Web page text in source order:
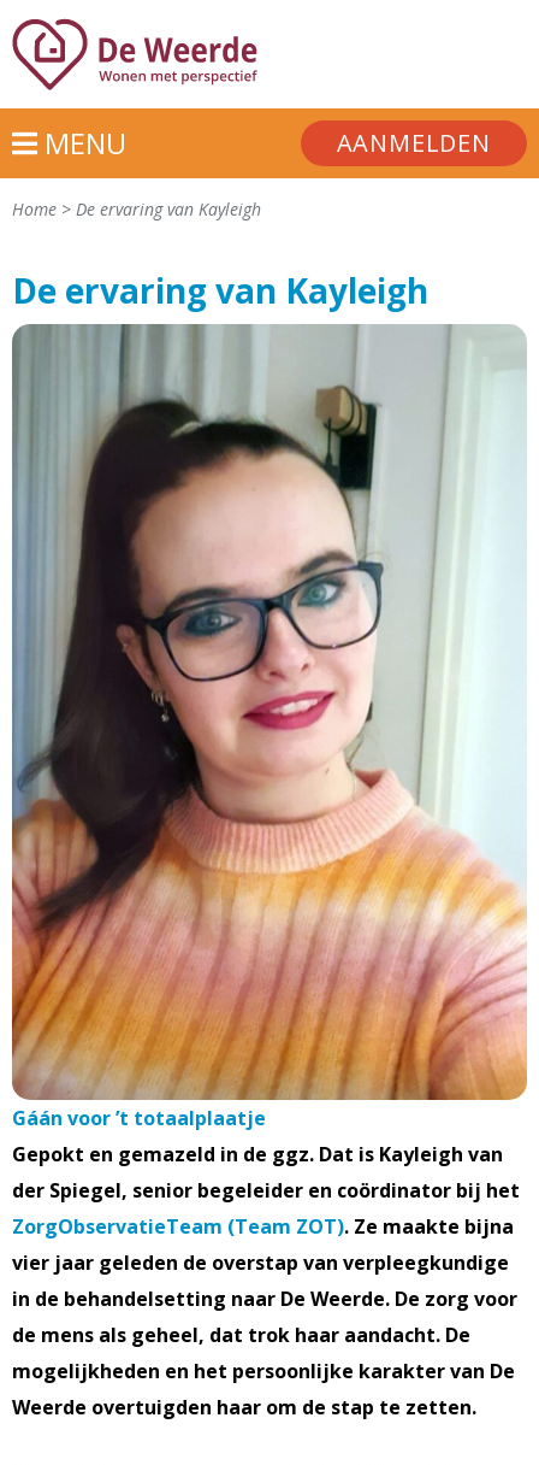
MENU AANMELDEN
Home > De ervaring van Kayleigh
De ervaring van Kayleigh
Gáán voor ’t totaalplaatje
Gepokt en gemazeld in de ggz. Dat is Kayleigh van
der Spiegel, senior begeleider en coördinator bij het
ZorgObservatieTeam (Team ZOT). Ze maakte bijna
vier jaar geleden de overstap van verpleegkundige
in de behandelsetting naar De Weerde. De zorg voor
de mens als geheel, dat trok haar aandacht. De
mogelijkheden en het persoonlijke karakter van De
Weerde overtuigden haar om de stap te zetten.